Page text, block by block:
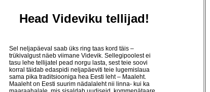
Head Videviku tellijad!
Sel neljapäeval saab üks ring taas kord täis –
trükivalgust näeb viimane Videvik. Sellegipoolest ei
tasu lehe tellijatel pead norgu lasta, sest teie soovi
korral täidab edaspidi neljapäeviti teie lugemislaua
sama pika traditsiooniga hea Eesti leht – Maaleht.
Maaleht on Eesti suurim nädalaleht nii linna- kui ka